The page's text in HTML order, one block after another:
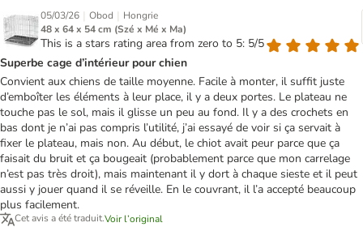
05/03/26 | Obod | Hongrie
48 x 64 x 54 cm (Szé x Mé x Ma)
This is a stars rating area from zero to 5: 5/5
Superbe cage d’intérieur pour chien
Convient aux chiens de taille moyenne. Facile à monter, il suffit juste
d’emboîter les éléments à leur place, il y a deux portes. Le plateau ne
touche pas le sol, mais il glisse un peu au fond. Il y a des crochets en
bas dont je n’ai pas compris l’utilité, j’ai essayé de voir si ça servait à
fixer le plateau, mais non. Au début, le chiot avait peur parce que ça
faisait du bruit et ça bougeait (probablement parce que mon carrelage
n’est pas très droit), mais maintenant il y dort à chaque sieste et il peut
aussi y jouer quand il se réveille. En le couvrant, il l’a accepté beaucoup
plus facilement.
Cet avis a été traduit.Voir l’original